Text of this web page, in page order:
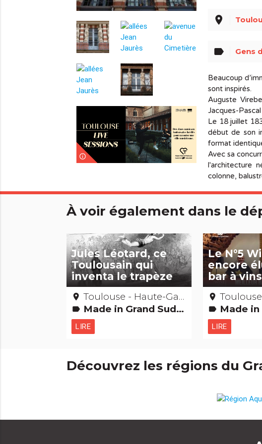
info_outline
place
label Gens
Beaucoup
sont inspirés.
Auguste
Jacques-
Le 18 juillet
début de son
format
Avec sa
l'architecture
colonne,
À voir également dans le
Jules Léotard, ce
Toulousain qui
inventa le trapèze
place Toulouse - Haute-Garonne
label Made in Grand Sud Etonnant... non ? Gens d'ici
LIRE
Le N°5
encore
bar à
place Toulouse –
label Made in Grand Sud Hôtels,
LIRE
Découvrez les régions du